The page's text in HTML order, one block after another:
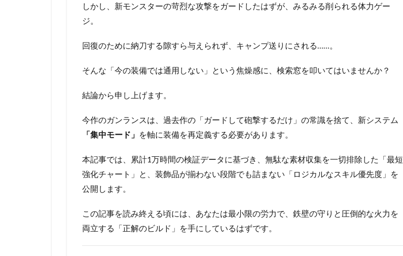
しかし、新モンスターの苛烈な攻撃をガードしたはずが、みるみる削られる体力ゲー
ジ。
回復のために納刀する隙すら与えられず、キャンプ送りにされる……。
そんな「今の装備では通用しない」という焦燥感に、検索窓を叩いてはいませんか？
結論から申し上げます。
今作のガンランスは、過去作の「ガードして砲撃するだけ」の常識を捨て、新システム
「集中モード」 を軸に装備を再定義する必要があります。
本記事では、累計1万時間の検証データに基づき、無駄な素材収集を一切排除した「最短
強化チャート」と、装飾品が揃わない段階でも詰まない「ロジカルなスキル優先度」を
公開します。
この記事を読み終える頃には、あなたは最小限の労力で、鉄壁の守りと圧倒的な火力を
両立する「正解のビルド」を手にしているはずです。